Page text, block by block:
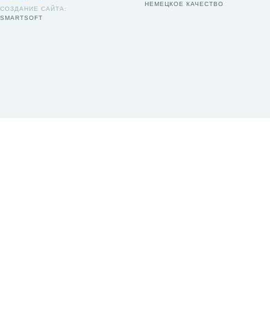
СОЗДАНИЕ САЙТА:
SMARTSOFT
НЕМЕЦКОЕ КАЧЕСТВО